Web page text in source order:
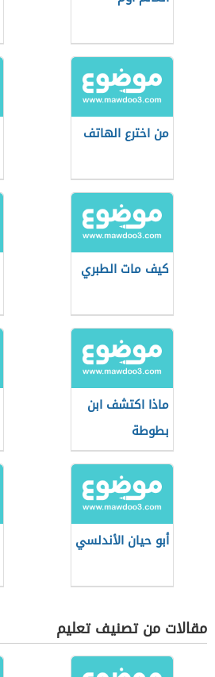
من اخترع الهاتف
كيف مات الطبري
ماذا اكتشف ابن
بطوطة
أبو حيان الأندلسي
مقالات من تصنيف تعليم